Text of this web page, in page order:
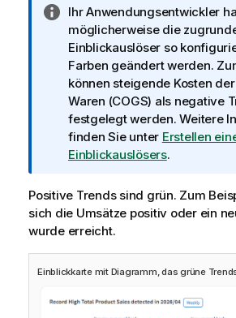
I
n
f
o
r
m
a
t
i
n
s
h
w
e
Ihr Anwendungsentwickler
möglicherweise die
Einblickauslöser so
Farben geändert werden.
können steigende Kosten
Waren (COGS) als negative
festgelegt werden. Weitere
finden Sie unter Erstellen
Einblickauslösers.
Positive Trends sind grün. Zum
sich die Umsätze positiv oder ein
wurde erreicht.
Einblickkarte mit Diagramm, das grüne